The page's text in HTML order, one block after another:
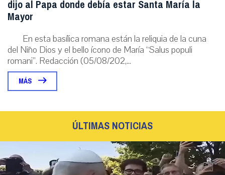
dijo al Papa donde debía estar Santa María la
Mayor
En esta basílica romana están la reliquia de la cuna
del Niño Dios y el bello ícono de María “Salus populi
romani”. Redacción (05/08/202,...
MÁS
ÚLTIMAS NOTICIAS